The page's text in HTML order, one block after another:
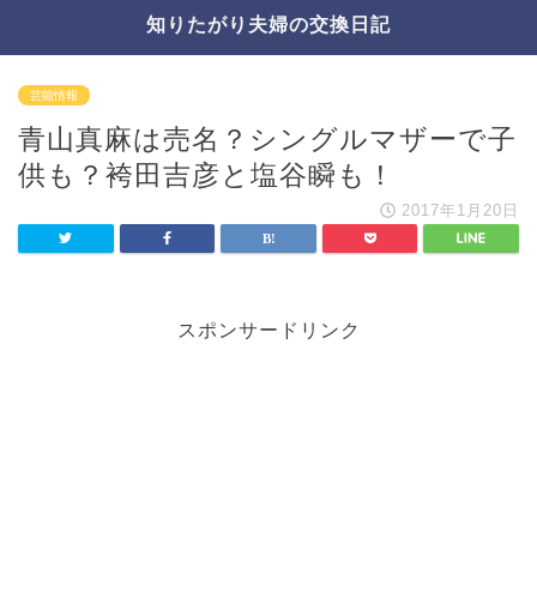
知りたがり夫婦の交換日記
芸能情報
青山真麻は売名？シングルマザーで子
供も？袴田吉彦と塩谷瞬も！
2017年1月20日
スポンサードリンク